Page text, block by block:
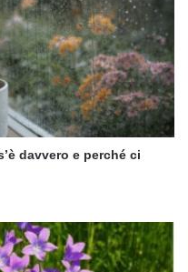
davvero e perché ci